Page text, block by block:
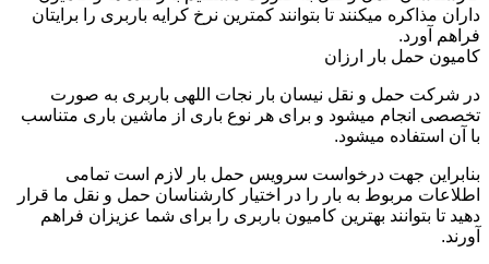
داران مذاکره میکنند تا بتوانند کمترین نرخ کرایه باربری را برایتان
فراهم آورد.
کامیون حمل بار ارزان
در شرکت حمل و نقل نیسان بار نجات اللهی باربری به صورت
تخصصی انجام میشود و برای هر نوع باری از ماشین باری متناسب
با آن استفاده میشود.
بنابراین جهت درخواست سرویس حمل بار لازم است تمامی
اطلاعات مربوط به بار را در اختیار کارشناسان حمل و نقل ما قرار
دهید تا بتوانند بهترین کامیون باربری را برای شما عزیزان فراهم
آورند.